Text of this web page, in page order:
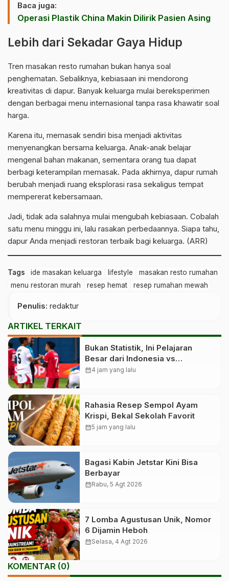
Baca juga:
Operasi Plastik China Makin Dilirik Pasien Asing
Lebih dari Sekadar Gaya Hidup
Tren masakan resto rumahan bukan hanya soal
penghematan. Sebaliknya, kebiasaan ini mendorong
kreativitas di dapur. Banyak keluarga mulai bereksperimen
dengan berbagai menu internasional tanpa rasa khawatir soal
harga.
Karena itu, memasak sendiri bisa menjadi aktivitas
menyenangkan bersama keluarga. Anak-anak belajar
mengenal bahan makanan, sementara orang tua dapat
berbagi keterampilan memasak. Pada akhirnya, dapur rumah
berubah menjadi ruang eksplorasi rasa sekaligus tempat
mempererat kebersamaan.
Jadi, tidak ada salahnya mulai mengubah kebiasaan. Cobalah
satu menu minggu ini, lalu rasakan perbedaannya. Siapa tahu,
dapur Anda menjadi restoran terbaik bagi keluarga. (ARR)
Tags ide masakan keluarga lifestyle
masakan resto rumahan
menu restoran murah
resep hemat resep rumahan mewah
Penulis: redaktur
ARTIKEL TERKAIT
Bukan Statistik, Ini Pelajaran
Besar dari Indonesia vs
Singapura
calendar_month4 jam yang lalu
Rahasia Resep Sempol Ayam
Krispi, Bekal Sekolah Favorit
calendar_month5 jam yang lalu
Bagasi Kabin Jetstar Kini Bisa
Berbayar
calendar_monthRabu, 5 Agt 2026
7 Lomba Agustusan Unik, Nomor
6 Dijamin Heboh
calendar_monthSelasa, 4 Agt 2026
KOMENTAR (0)